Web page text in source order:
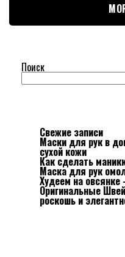
Поиск
Свежие записи
Маски для рук в
сухой кожи
Как сделать
Маска для рук
Худеем на
Оригинальные
роскошь и